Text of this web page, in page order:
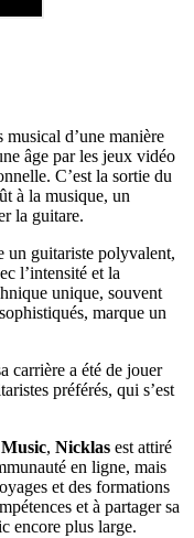
musical d’une manière
âge par les jeux vidéo
C’est la sortie du
à la musique, un
la guitare.
un guitariste polyvalent,
l’intensité et la
unique, souvent
marque un
carrière a été de jouer
préférés, qui s’est
, Nicklas est attiré
en ligne, mais
et des formations
et à partager sa
encore plus large.